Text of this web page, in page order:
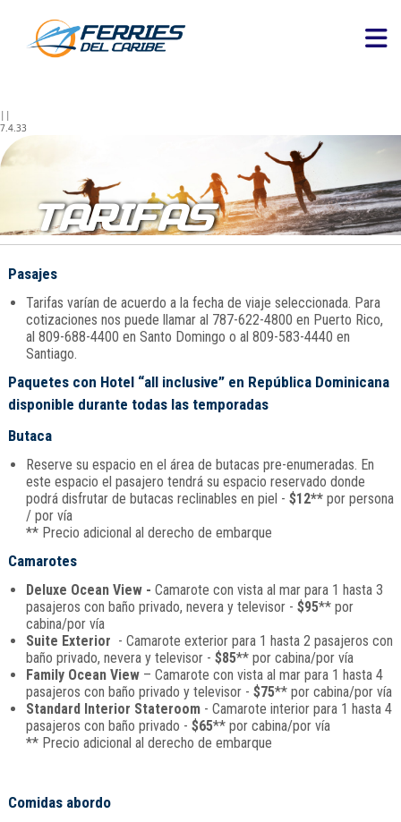
||
7.4.33
TARIFAS
Pasajes
Tarifas varían de acuerdo a la fecha de viaje seleccionada. Para
cotizaciones nos puede llamar al 787-622-4800 en Puerto Rico,
al 809-688-4400 en Santo Domingo o al 809-583-4440 en
Santiago.
Paquetes con Hotel “all inclusive” en República Dominicana
disponible durante todas las temporadas
Butaca
Reserve su espacio en el área de butacas pre-enumeradas. En
este espacio el pasajero tendrá su espacio reservado donde
podrá disfrutar de butacas reclinables en piel - $12**por persona
/ por vía
** Precio adicional al derecho de embarque
Camarotes
Deluxe Ocean View - Camarote con vista al mar para 1 hasta 3
pasajeros con baño privado, nevera y televisor - $95** por
cabina/por vía
Suite Exterior - Camarote exterior para 1 hasta 2 pasajeros con
baño privado, nevera y televisor - $85** por cabina/por vía
Family Ocean View– Camarote con vista al mar para 1 hasta 4
pasajeros con baño privado y televisor - $75** por cabina/por vía
Standard Interior Stateroom- Camarote interior para 1 hasta 4
pasajeros con baño privado - $65** por cabina/por vía
** Precio adicional al derecho de embarque
Comidas abordo